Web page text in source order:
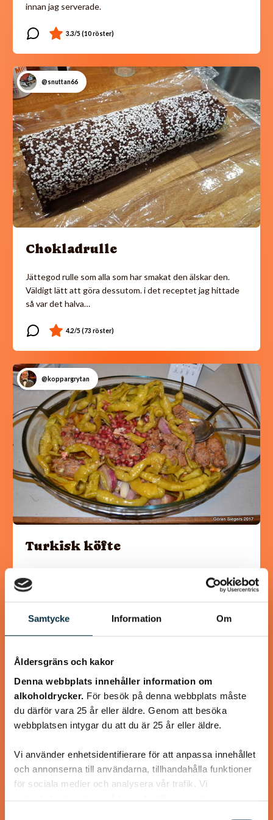
Samtycke Information Om
Åldersgräns och kakor
Denna webbplats innehåller information om
alkoholdrycker. För besök på denna webbplats måste
du därför vara 25 år eller äldre. Genom att besöka
webbplatsen intygar du att du är 25 år eller äldre.
Vi använder enhetsidentifierare för att anpassa innehållet
och annonserna till användarna, tillhandahålla funktioner
för sociala medier och analysera vår trafik. Vi
innan jag serverade.
@snuttan66
Chokladrulle
Jättegod rulle som alla som har smakat den älskar den.
Väldigt lätt att göra dessutom. i det receptet jag hittade
så var det halva…
@koppargrytan
Turkisk köfte